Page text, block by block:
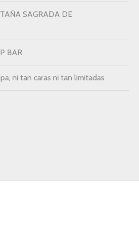
SAGRADA DE
BAR
ni tan caras ni tan limitadas